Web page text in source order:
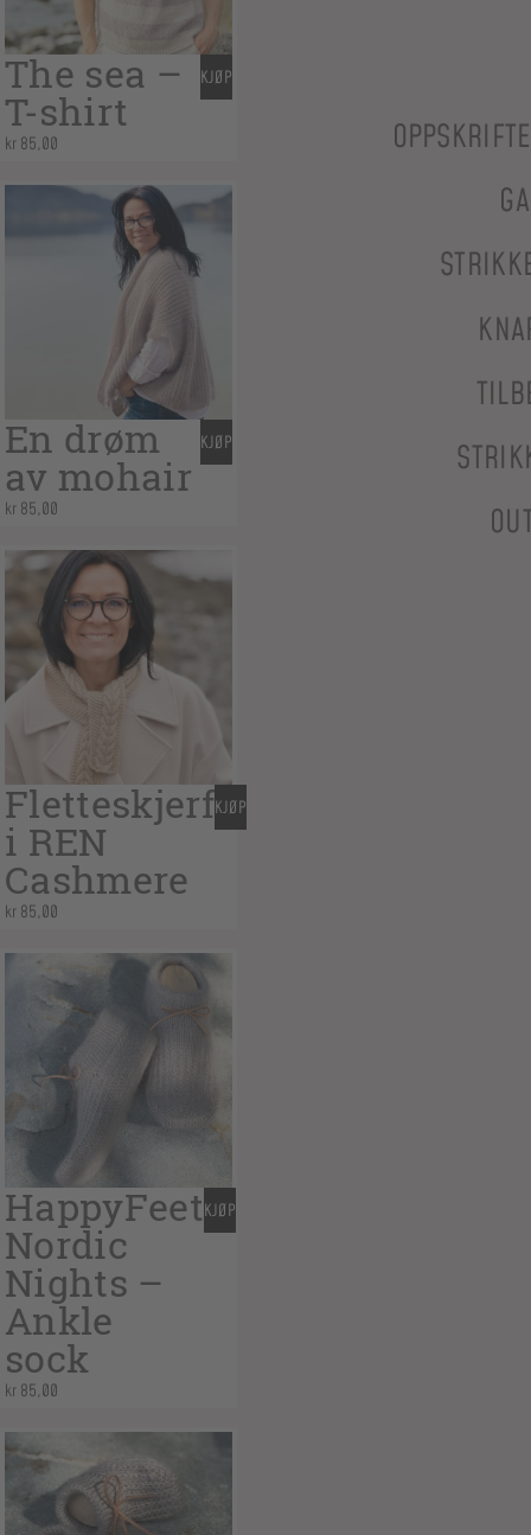
The sea –
T-shirt
kr 85,00
KJØP
En drøm
av mohair
kr 85,00
KJØP
Fletteskjerf
i REN
Cashmere
kr 85,00
KJØP
HappyFeet
Nordic
Nights –
Ankle
sock
kr 85,00
KJØP